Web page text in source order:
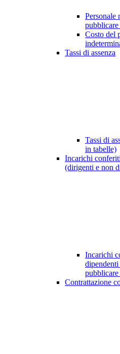
Personale
Costo del
Tassi di assenza
Tassi di
in tabelle)
Incarichi
(dirigenti e non
Incarichi
Contrattazione